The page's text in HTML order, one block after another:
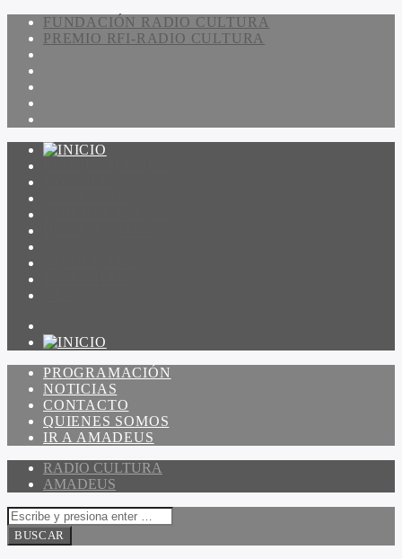
FUNDACIÓN RADIO CULTURA
PREMIO RFI-RADIO CULTURA
PROGRAMACIÓN
NOTICIAS
CONTACTO
QUIENES SOMOS
IR A AMADEUS
RADIO CULTURA
AMADEUS